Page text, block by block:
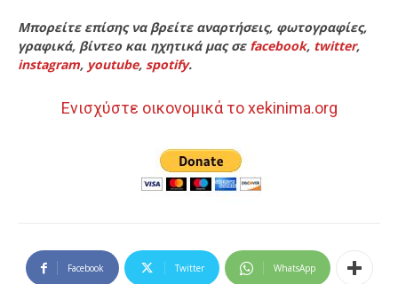
Μπορείτε επίσης να βρείτε αναρτήσεις, φωτογραφίες,
γραφικά, βίντεο και ηχητικά μας σε facebook, twitter,
instagram, youtube, spotify.
Ενισχύστε οικονομικά το xekinima.org
Facebook Twitter WhatsApp